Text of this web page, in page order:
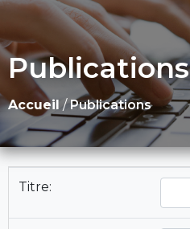
Publications
Accueil /Publications
Titre: